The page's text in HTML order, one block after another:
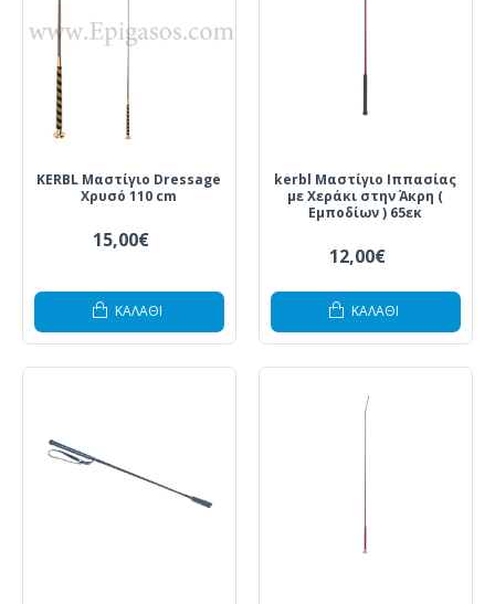
KERBL Μαστίγιο Dressage
Χρυσό 110 cm
15,00€
ΚΑΛΆΘΙ
kerbl Μαστίγιο Ιππασίας
με Χεράκι στην Άκρη (
Εμποδίων ) 65εκ
12,00€
ΚΑΛΆΘΙ